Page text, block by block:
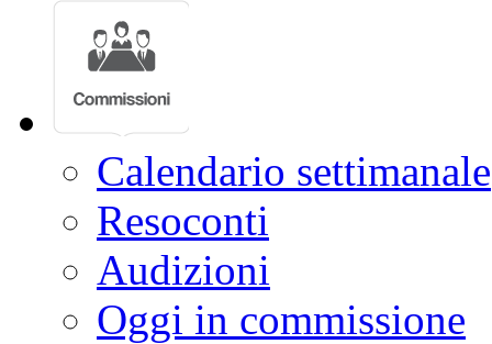
Calendario settimanale
Resoconti
Audizioni
Oggi in commissione